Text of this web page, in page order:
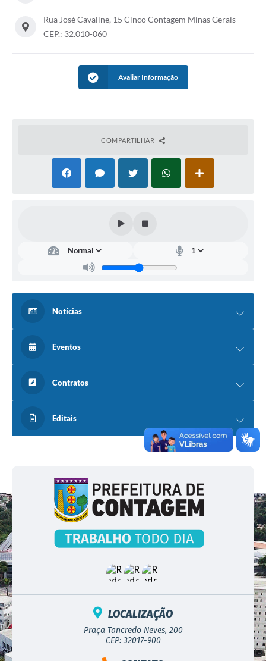
Rua José Cavaline, 15 Cinco Contagem Minas Gerais
CEP.: 32.010-060
Avaliar Informação
COMPARTILHAR
Notícias
Eventos
Contratos
Editais
LOCALIZAÇÃO
Praça Tancredo Neves, 200
CEP: 32017-900